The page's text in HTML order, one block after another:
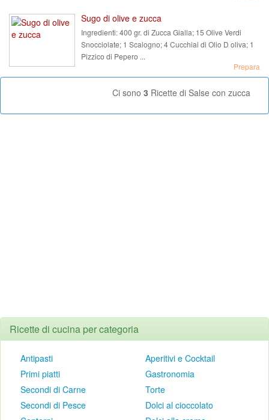
Sugo di olive e zucca
Ingredienti:400 gr. di Zucca Gialla; 15 Olive Verdi
Snocciolate; 1 Scalogno; 4 Cucchiai di Olio D oliva; 1
Pizzico di Pepero ...
Prepara
Ci sono 3 Ricette di Salse con zucca
Ricette di cucina per categoria
Antipasti
Primi piatti
Secondi di Carne
Secondi di Pesce
Aperitivi e Cocktail
Gastronomia
Torte
Dolci al cioccolato